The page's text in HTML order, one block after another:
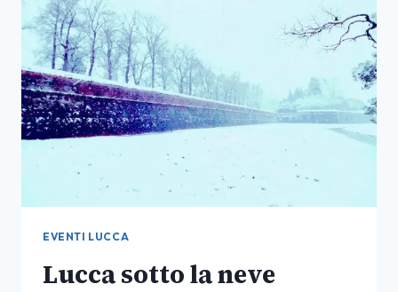
SUMMER
FESTIVAL
2018
EVENTI LUCCA
Lucca sotto la neve